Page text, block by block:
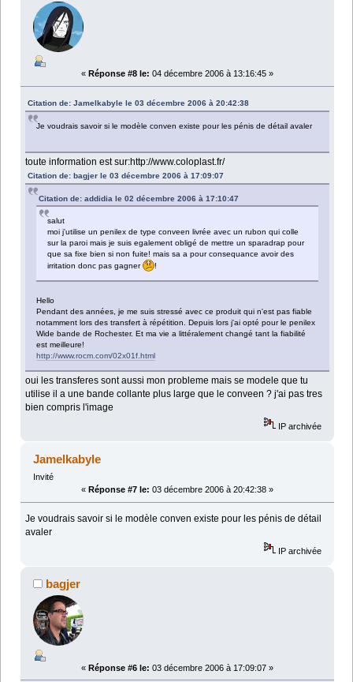
« Réponse #8 le: 04 décembre 2006 à 13:16:45 »
Citation de: Jamelkabyle le 03 décembre 2006 à 20:42:38
Je voudrais savoir si le modèle conven existe pour les pénis de détail avaler
toute information est sur:http://www.coloplast.fr/
Citation de: bagjer le 03 décembre 2006 à 17:09:07
Citation de: addidia le 02 décembre 2006 à 17:10:47
salut
moi j'utilise un penilex de type conveen livrée avec un rubon qui colle
sur la paroi mais je suis egalement obligé de mettre un sparadrap pour
que sa fixe bien si non fuite! mais sa a pour consequance avoir des
irritation donc pas gagner
!
Hello
Pendant des années, je me suis stressé avec ce produit qui n'est pas fiable
notamment lors des transfert à répétition. Depuis lors j'ai opté pour le penilex
Wide bande de Rochester. Et ma vie a littéralement changé tant la fiabilité
est meilleure!
http://www.rocm.com/02x01f.html
oui les transferes sont aussi mon probleme mais se modele que tu
utilise il a une bande collante plus large que le conveen ? j'ai pas tres
bien compris l'image
IP archivée
Jamelkabyle
Invité
« Réponse #7 le: 03 décembre 2006 à 20:42:38 »
Je voudrais savoir si le modèle conven existe pour les pénis de détail
avaler
IP archivée
bagjer
« Réponse #6 le: 03 décembre 2006 à 17:09:07 »